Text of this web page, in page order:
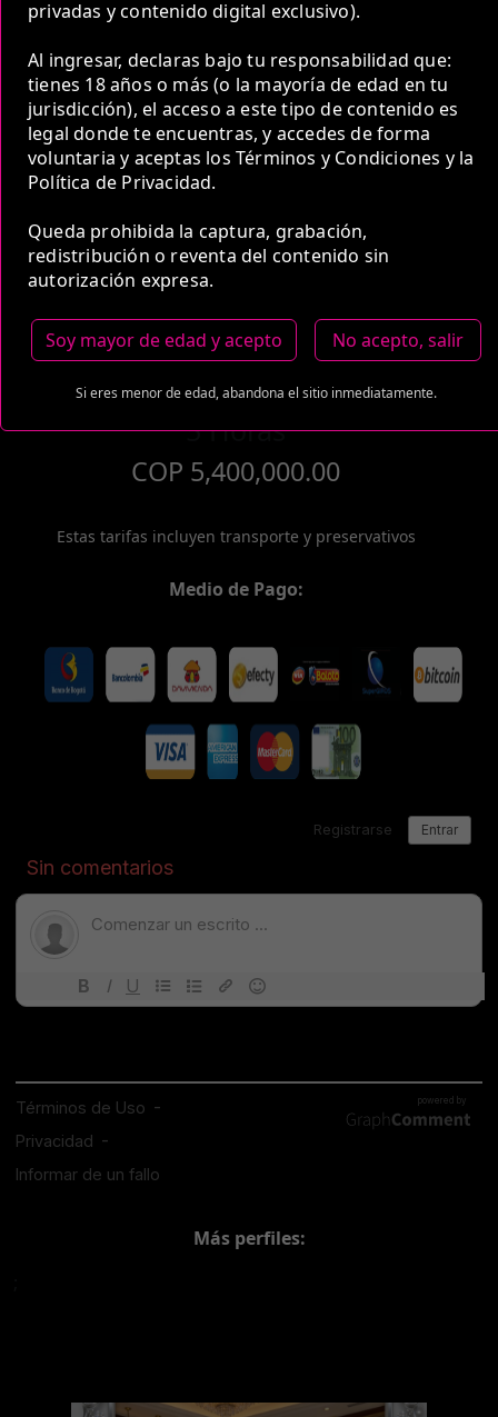
privadas y contenido digital exclusivo).
Al ingresar, declaras bajo tu responsabilidad que:
tienes 18 años o más (o la mayoría de edad en tu
jurisdicción), el acceso a este tipo de contenido es
legal donde te encuentras, y accedes de forma
voluntaria y aceptas los Términos y Condiciones y la
Política de Privacidad.
Queda prohibida la captura, grabación,
redistribución o reventa del contenido sin
autorización expresa.
Soy mayor de edad y acepto No acepto, salir
Si eres menor de edad, abandona el sitio inmediatamente.
1 Hora
COP 2,000,000.00
2 Horas
COP 3,000,000.00
5 Horas
COP 5,400,000.00
Estas tarifas incluyen transporte y preservativos
Medio de Pago:
Más perfiles: